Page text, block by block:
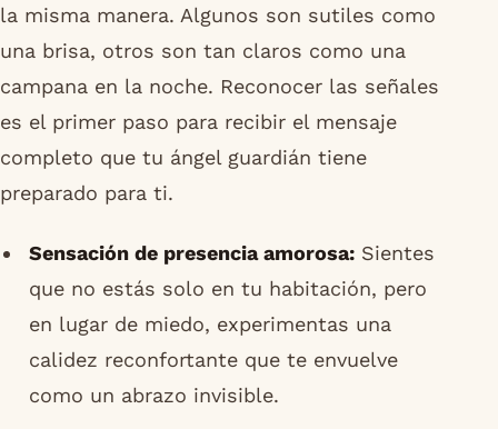
la misma manera. Algunos son sutiles como
una brisa, otros son tan claros como una
campana en la noche. Reconocer las señales
es el primer paso para recibir el mensaje
completo que tu ángel guardián tiene
preparado para ti.
Sensación de presencia amorosa:Sientes
que no estás solo en tu habitación, pero
en lugar de miedo, experimentas una
calidez reconfortante que te envuelve
como un abrazo invisible.